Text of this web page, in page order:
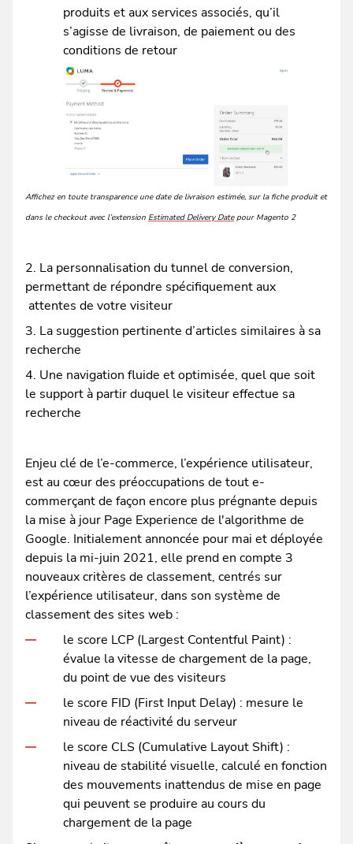
produits et aux services associés, qu’il
s’agisse de livraison, de paiement ou des
conditions de retour
Affichez en toute transparence une date de livraison estimée, sur la fiche produit et
dans le checkout avec l’extension Estimated Delivery Datepour Magento 2
2. La personnalisation du tunnel de conversion,
permettant de répondre spécifiquement aux
attentes de votre visiteur
3. La suggestion pertinente d’articles similaires à sa
recherche
4. Une navigation fluide et optimisée, quel que soit
le support à partir duquel le visiteur effectue sa
recherche
Enjeu clé de l’e-commerce, l’expérience utilisateur,
est au cœur des préoccupations de tout e-
commerçant de façon encore plus prégnante depuis
la mise à jour Page Experience de l'algorithme de
Google. Initialement annoncée pour mai et déployée
depuis la mi-juin 2021, elle prend en compte 3
nouveaux critères de classement, centrés sur
l’expérience utilisateur, dans son système de
classement des sites web :
le score LCP (Largest Contentful Paint) :
évalue la vitesse de chargement de la page,
du point de vue des visiteurs
le score FID (First Input Delay) : mesure le
niveau de réactivité du serveur
le score CLS (Cumulative Layout Shift) :
niveau de stabilité visuelle, calculé en fonction
des mouvements inattendus de mise en page
qui peuvent se produire au cours du
chargement de la page